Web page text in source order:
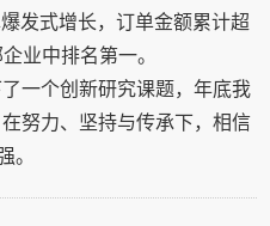
发式增长，订单金额累计超
业中排名第一。
一个创新研究课题，年底我
努力、坚持与传承下，相信
。